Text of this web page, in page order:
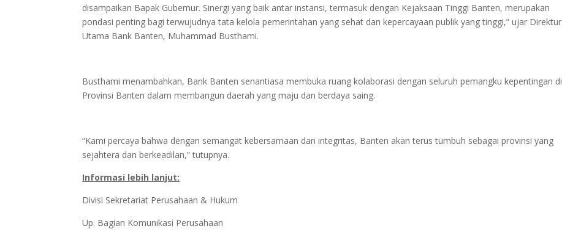
disampaikan Bapak Gubernur. Sinergi yang baik antar instansi, termasuk dengan Kejaksaan Tinggi Banten, merupakan
pondasi penting bagi terwujudnya tata kelola pemerintahan yang sehat dan kepercayaan publik yang tinggi,” ujar Direktur
Utama Bank Banten, Muhammad Busthami.
Busthami menambahkan, Bank Banten senantiasa membuka ruang kolaborasi dengan seluruh pemangku kepentingan di
Provinsi Banten dalam membangun daerah yang maju dan berdaya saing.
“Kami percaya bahwa dengan semangat kebersamaan dan integritas, Banten akan terus tumbuh sebagai provinsi yang
sejahtera dan berkeadilan,” tutupnya.
Informasi lebih lanjut:
Divisi Sekretariat Perusahaan & Hukum
Up. Bagian Komunikasi Perusahaan